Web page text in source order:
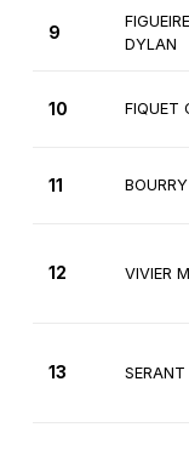
9
DYLAN
10 FIQUET
11
12 VIVIER
13